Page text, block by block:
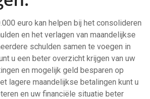
euro kan helpen bij het consolideren
en het verlagen van maandelijkse
schulden samen te voegen in
u een beter overzicht krijgen van uw
en mogelijk geld besparen op
lagere maandelijkse betalingen kunt u
en uw financiële situatie beter